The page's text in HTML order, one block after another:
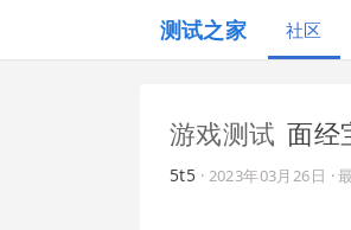
测试之家 社区
游戏测试 面经
5t5 · 2023年03月26日 ·